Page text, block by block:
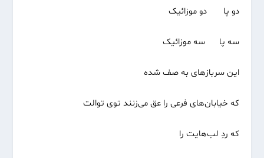
دو پا دو موزائیک
سه پا سه موزائیک
این سربازهای به صف شده
که خیابان‌های فرعی را عق می‌زنند توی توالت
که ردِ لب‌هایت را